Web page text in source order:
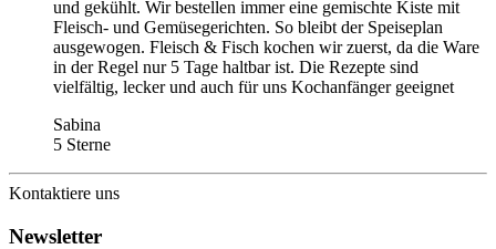
und gekühlt. Wir bestellen immer eine gemischte Kiste mit
Fleisch- und Gemüsegerichten. So bleibt der Speiseplan
ausgewogen. Fleisch & Fisch kochen wir zuerst, da die Ware
in der Regel nur 5 Tage haltbar ist. Die Rezepte sind
vielfältig, lecker und auch für uns Kochanfänger geeignet
Sabina
5 Sterne
Kontaktiere uns
Newsletter